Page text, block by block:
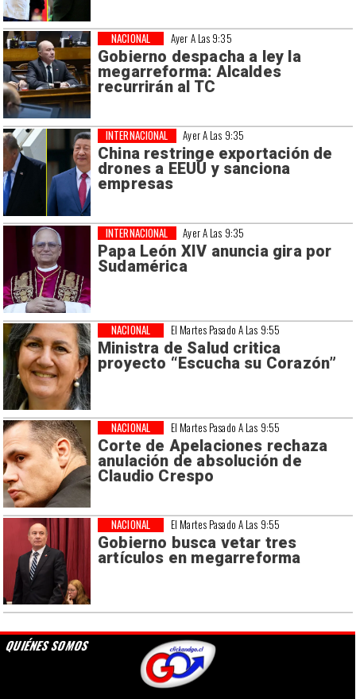
Ayer A Las 9:35
Gobierno despacha a ley la
megarreforma: Alcaldes
recurrirán al TC
NACIONAL
Ayer A Las 9:35
China restringe exportación de
drones a EEUU y sanciona
empresas
INTERNACIONAL
Ayer A Las 9:35
Papa León XIV anuncia gira por
Sudamérica
INTERNACIONAL
El Martes Pasado A Las 9:55
Ministra de Salud critica
proyecto “Escucha su Corazón”
NACIONAL
El Martes Pasado A Las 9:55
Corte de Apelaciones rechaza
anulación de absolución de
Claudio Crespo
NACIONAL
El Martes Pasado A Las 9:55
Gobierno busca vetar tres
artículos en megarreforma
NACIONAL
QUIÉNES SOMOS